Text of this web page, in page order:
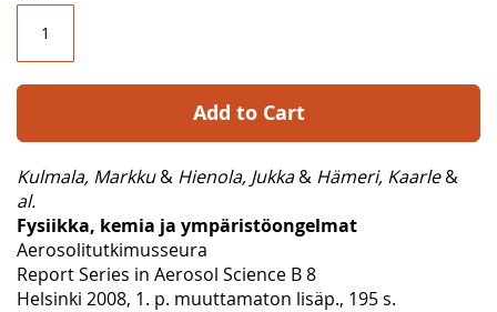
Add to Cart
Kulmala, Markku& Hienola, Jukka& Hämeri, Kaarle&
al.
Fysiikka, kemia ja ympäristöongelmat
Aerosolitutkimusseura
Report Series in Aerosol Science B 8
Helsinki 2008, 1. p. muuttamaton lisäp., 195 s.